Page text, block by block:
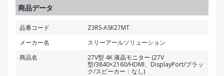
商品データ
品番コード
Z3RS-ASK27MT
メーカー名
スリーアールソリューション
商品名
27V型 4K 液晶モニター (27V
型/3840×2160/HDMI、DisplayPort/ブラッ
ク/スピーカー：なし)